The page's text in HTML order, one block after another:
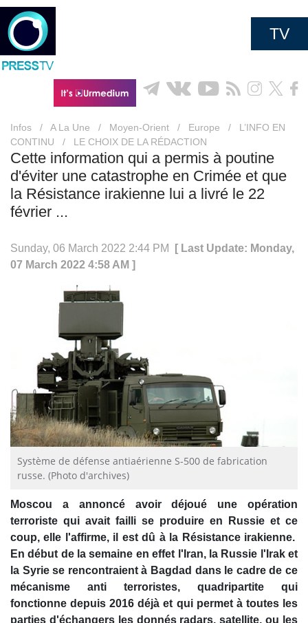
TV
Infos / A La Une / Moyen-Orient / Europe /
L’INFO EN
CONTINU
/ LE CHOIX DE LA RÉDACTION
Cette information qui a permis à poutine
d'éviter une catastrophe en Crimée et que
la Résistance irakienne lui a livré le 22
février ...
Sunday, 06 March 2022 2:44 PM
[ Last Update: Monday,
07 March 2022 4:58 AM ]
Système de défense antiaérienne S-500 de fabrication
russe. (Photo d'archives)
Moscou a annoncé avoir déjoué une opération
terroriste qui avait failli se produire en Russie et ce
coup, elle l'affirme, il est dû à la Résistance irakienne.
En début de la semaine en effet l'Iran, la Russie l'Irak et
la Syrie se rencontraient à Bagdad dans le cadre de ce
mécanisme anti terroristes, quadripartite qui
fonctionne depuis 2016 déjà et qui permet à toutes les
parties d'échangers les donnés radars, satellite, ou les